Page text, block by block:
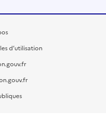
d’utilisation